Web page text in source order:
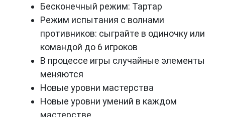
Бесконечный режим: Тартар
Режим испытания с волнами
противников: сыграйте в одиночку или
командой до 6 игроков
В процессе игры случайные элементы
меняются
Новые уровни мастерства
Новые уровни умений в каждом
мастерстве